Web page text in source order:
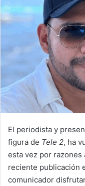
El periodista y
figura de Tele 2, ha
esta vez por razones
reciente publicación
comunicador